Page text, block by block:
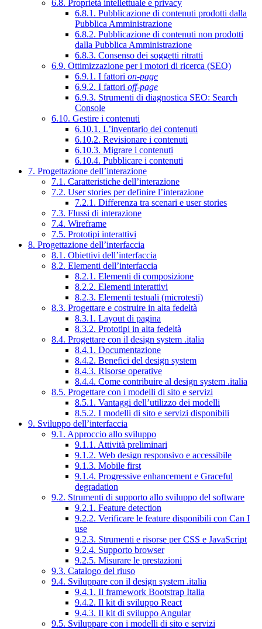
6.8. Proprietà intellettuale e privacy
6.8.1. Pubblicazione di contenuti prodotti dalla
Pubblica Amministrazione
6.8.2. Pubblicazione di contenuti non prodotti
dalla Pubblica Amministrazione
6.8.3. Consenso dei soggetti ritratti
6.9. Ottimizzazione per i motori di ricerca (SEO)
6.9.1. I fattori on-page
6.9.2. I fattori off-page
6.9.3. Strumenti di diagnostica SEO: Search
Console
6.10. Gestire i contenuti
6.10.1. L’inventario dei contenuti
6.10.2. Revisionare i contenuti
6.10.3. Migrare i contenuti
6.10.4. Pubblicare i contenuti
7. Progettazione dell’interazione
7.1. Caratteristiche dell’interazione
7.2. User stories per definire l’interazione
7.2.1. Differenza tra scenari e user stories
7.3. Flussi di interazione
7.4. Wireframe
7.5. Prototipi interattivi
8. Progettazione dell’interfaccia
8.1. Obiettivi dell’interfaccia
8.2. Elementi dell’interfaccia
8.2.1. Elementi di composizione
8.2.2. Elementi interattivi
8.2.3. Elementi testuali (microtesti)
8.3. Progettare e costruire in alta fedeltà
8.3.1. Layout di pagina
8.3.2. Prototipi in alta fedeltà
8.4. Progettare con il design system .italia
8.4.1. Documentazione
8.4.2. Benefici del design system
8.4.3. Risorse operative
8.4.4. Come contribuire al design system .italia
8.5. Progettare con i modelli di sito e servizi
8.5.1. Vantaggi dell’utilizzo dei modelli
8.5.2. I modelli di sito e servizi disponibili
9. Sviluppo dell’interfaccia
9.1. Approccio allo sviluppo
9.1.1. Attività preliminari
9.1.2. Web design responsivo e accessibile
9.1.3. Mobile first
9.1.4. Progressive enhancement e Graceful
degradation
9.2. Strumenti di supporto allo sviluppo del software
9.2.1. Feature detection
9.2.2. Verificare le feature disponibili con Can I
use
9.2.3. Strumenti e risorse per CSS e JavaScript
9.2.4. Supporto browser
9.2.5. Misurare le prestazioni
9.3. Catalogo del riuso
9.4. Sviluppare con il design system .italia
9.4.1. Il framework Bootstrap Italia
9.4.2. Il kit di sviluppo React
9.4.3. Il kit di sviluppo Angular
9.5. Sviluppare con i modelli di sito e servizi